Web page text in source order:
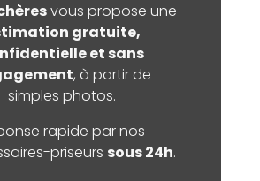
vous propose une
gratuite,
et sans
, à partir de
simples photos.
rapide par nos
priseurs sous 24h.